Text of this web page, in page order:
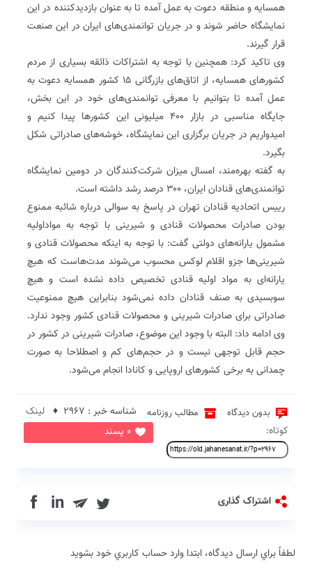
همسایه و منطقه دعوت به عمل آمده تا به عنوان بازدیدکننده در این
نمایشگاه حاضر شوند و در جریان توانمندی‌های ایران در این صنعت
قرار گیرند.
وی تاکید کرد: همچنین با توجه به اشتراکات ذائقه بسیاری از مردم
کشورهای همسایه، از اتاق‌های بازرگانی ۱۵ کشور همسایه دعوت به
عمل آمده تا بتوانیم با معرفی توانمندی‌های خود در این بخش،
جایگاه مناسبی در بازار ۴۰۰ میلیونی این کشورها پیدا کنیم و
امیدواریم در جریان برگزاری این نمایشگاه، خوشه‌های صادراتی شکل
بگیرد.
به گفته بهره‌مند، امسال میزان شرکت‌کنندگان در دومین نمایشگاه
توانمندی‌های قنادان ایران، ۳۰۰ درصد رشد داشته است.
رییس اتحادیه قنادان تهران در پاسخ به سوالی درباره شائبه ممنوع
بودن صادرات محصولات قنادی و شیرینی با توجه به مواداولیه
مشمول یارانه‌های دولتی گفت: با توجه به اینکه محصولات قنادی و
شیرینی‌ها جزو اقلام لوکس محسوب می‌شوند مدت‌هاست که هیچ
یارانه‌ای به مواد اولیه قنادی تخصیص داده نشده است و هیچ
سوبسیدی به صنف قنادان داده نمی‌شود بنابراین هیچ ممنوعیت
صادراتی برای صادرات شیرینی و محصولات قنادی کشور وجود ندارد.
وی ادامه داد: البته با وجود این موضوع، صادرات شیرینی در کشور در
حجم قابل توجهی نیست و در حجم‌های کم و اصطلاحا به صورت
چمدانی به برخی کشورهای اروپایی و کانادا انجام می‌شود.
بدون دیدگاه مطالب روزنامه
0 پسند
شناسه خبر : 2967 ♦
لینک
کوتاه:
اشتراک گذاری in
لطفاً براي ارسال دیدگاه، ابتدا وارد حساب كاربري خود بشويد